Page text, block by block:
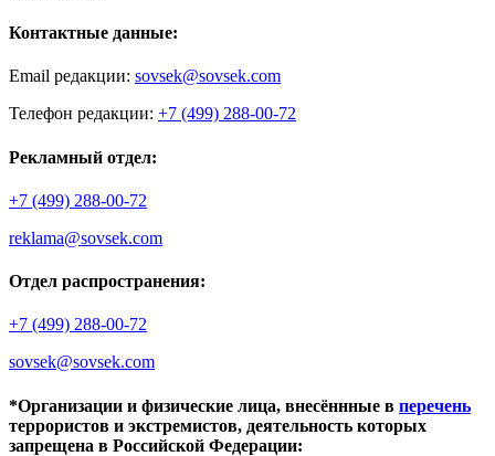
Контактные данные:
Email редакции: sovsek@sovsek.com
Телефон редакции: +7 (499) 288-00-72
Рекламный отдел:
+7 (499) 288-00-72
reklama@sovsek.com
Отдел распространения:
+7 (499) 288-00-72
sovsek@sovsek.com
*Организации и физические лица, внесённные в перечень
террористов и экстремистов, деятельность которых
запрещена в Российской Федерации: